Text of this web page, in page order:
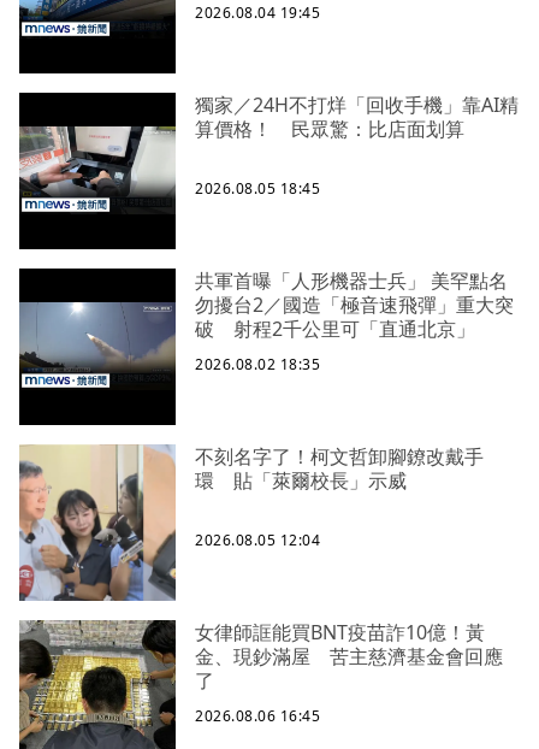
2026.08.04 19:45
獨家／24H不打烊「回收手機」靠AI精
算價格！ 民眾驚：比店面划算
2026.08.05 18:45
共軍首曝「人形機器士兵」 美罕點名
勿擾台2／國造「極音速飛彈」重大突
破 射程2千公里可「直通北京」
2026.08.02 18:35
不刻名字了！柯文哲卸腳鐐改戴手
環 貼「萊爾校長」示威
2026.08.05 12:04
女律師誆能買BNT疫苗詐10億！黃
金、現鈔滿屋 苦主慈濟基金會回應
了
2026.08.06 16:45